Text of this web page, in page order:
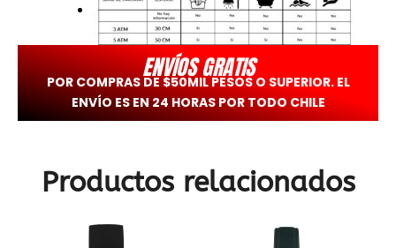
ENVÍOS GRATIS
POR COMPRAS DE $50MIL PESOS O SUPERIOR. EL
ENVÍO ES EN 24 HORAS POR TODO CHILE
Productos relacionados